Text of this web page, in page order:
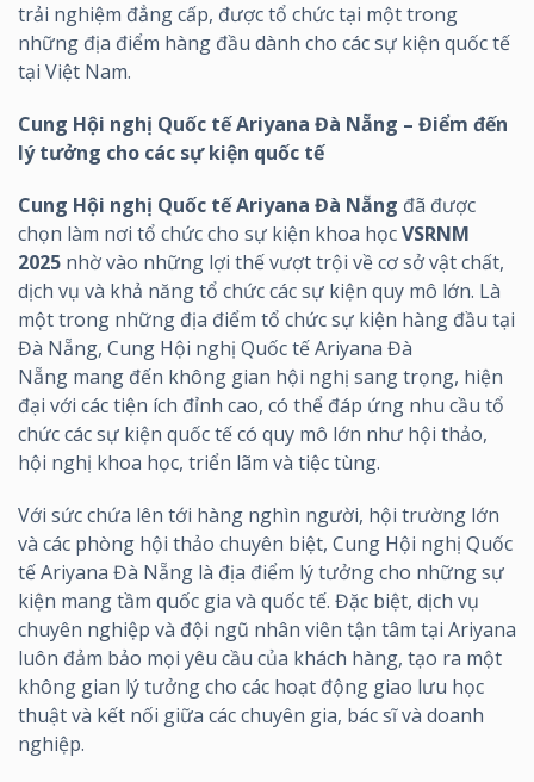
trải nghiệm đẳng cấp, được tổ chức tại một trong
những địa điểm hàng đầu dành cho các sự kiện quốc tế
tại Việt Nam.
Cung Hội nghị Quốc tế Ariyana Đà Nẵng – Điểm đến
lý tưởng cho các sự kiện quốc tế
Cung Hội nghị Quốc tế Ariyana Đà Nẵng đã được
chọn làm nơi tổ chức cho sự kiện khoa họcVSRNM
2025 nhờ vào những lợi thế vượt trội về cơ sở vật chất,
dịch vụ và khả năng tổ chức các sự kiện quy mô lớn. Là
một trong những địa điểm tổ chức sự kiện hàng đầu tại
Đà Nẵng, Cung Hội nghị Quốc tế Ariyana Đà
Nẵng mang đến không gian hội nghị sang trọng, hiện
đại với các tiện ích đỉnh cao, có thể đáp ứng nhu cầu tổ
chức các sự kiện quốc tế có quy mô lớn như hội thảo,
hội nghị khoa học, triển lãm và tiệc tùng.
Với sức chứa lên tới hàng nghìn người, hội trường lớn
và các phòng hội thảo chuyên biệt, Cung Hội nghị Quốc
tế Ariyana Đà Nẵng là địa điểm lý tưởng cho những sự
kiện mang tầm quốc gia và quốc tế. Đặc biệt, dịch vụ
chuyên nghiệp và đội ngũ nhân viên tận tâm tại Ariyana
luôn đảm bảo mọi yêu cầu của khách hàng, tạo ra một
không gian lý tưởng cho các hoạt động giao lưu học
thuật và kết nối giữa các chuyên gia, bác sĩ và doanh
nghiệp.